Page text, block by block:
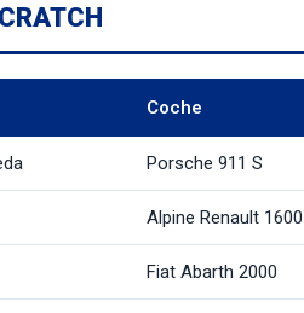
Coche
Porsche 911 S
Alpine Renault 1600
Fiat Abarth 2000